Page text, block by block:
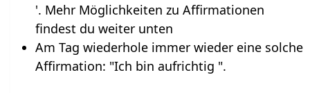
'. Mehr Möglichkeiten zu Affirmationen
findest du weiter unten
Am Tag wiederhole immer wieder eine solche
Affirmation: "Ich bin aufrichtig ".